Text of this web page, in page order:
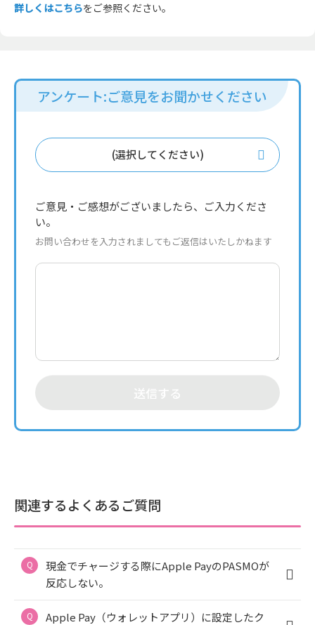
詳しくはこちらをご参照ください。
アンケート:ご意見をお聞かせください
(選択してください)
ご意見・ご感想がございましたら、ご入力くださ
い。
お問い合わせを入力されましてもご返信はいたしかねます
送信する
関連するよくあるご質問
現金でチャージする際にApple PayのPASMOが
反応しない。
Apple Pay（ウォレットアプリ）に設定したク